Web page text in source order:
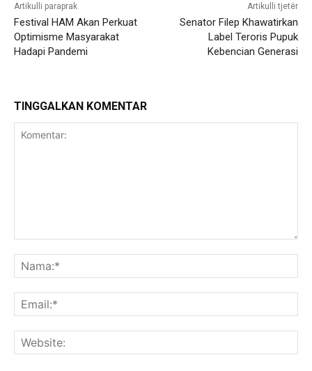
Artikulli paraprak
Festival HAM Akan Perkuat
Optimisme Masyarakat
Hadapi Pandemi
Artikulli tjetër
Senator Filep Khawatirkan
Label Teroris Pupuk
Kebencian Generasi
TINGGALKAN KOMENTAR